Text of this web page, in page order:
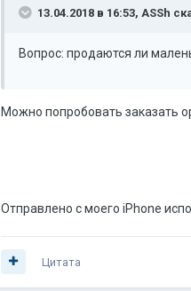
13.04.2018 в 16:53, ASSh
Вопрос: продаются ли
Можно попробовать заказать
Отправлено с моего iPhone
Цитата